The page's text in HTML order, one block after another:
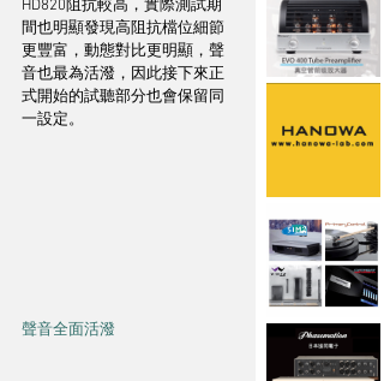
HD820阻抗較高，實際測試期
間也明顯發現高阻抗檔位細節
更豐富，動態對比更明顯，聲
音也最為活潑，因此接下來正
式開始的試聽部分也會保留同
一設定。
聲音全面活潑